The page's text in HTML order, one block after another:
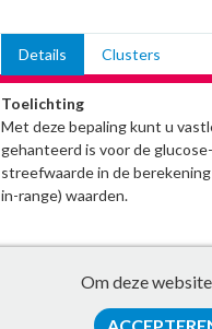
Details Clusters
Toelichting
Met deze bepaling kunt u
gehanteerd is voor de
streefwaarde in de
in-range) waarden.
Om deze